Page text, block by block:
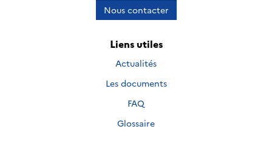
Nous contacter
Liens utiles
Actualités
Les documents
FAQ
Glossaire